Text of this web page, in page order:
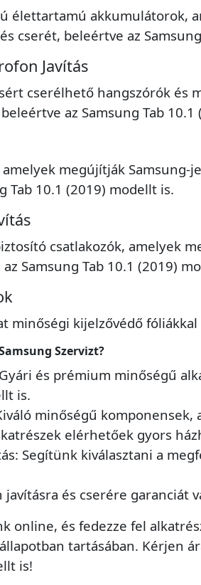
élettartamú akkumulátorok,
cserét, beleértve az
Javítás
cserélhető hangszórók és
az Samsung Tab
megújítják Samsung-
Tab 10.1 (2019) modellt is.
csatlakozók, amelyek
Samsung Tab 10.1 (2019)
minőségi kijelzővédő
Szervizt?
és prémium minőségű
is.
minőségű
elérhetőek gyors
Segítünk kiválasztani a
javításra és cserére garanciát
online, és fedezze fel
tartásában. Kérjen
is!